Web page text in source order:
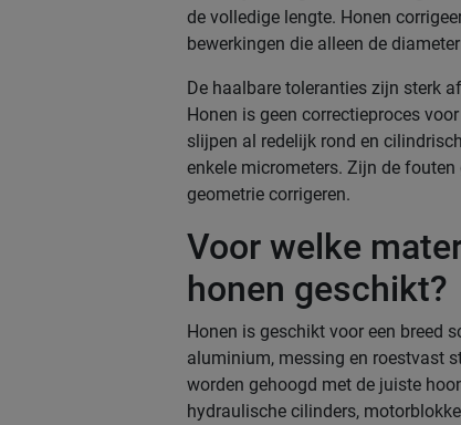
de volledige lengte. Honen
bewerkingen die alleen de
De haalbare toleranties zijn sterk
Honen is geen correctieproces
slijpen al redelijk rond en
enkele micrometers. Zijn de fouten
geometrie corrigeren.
Voor welke
honen geschikt?
Honen is geschikt voor een breed
aluminium, messing en roestvast
worden gehoogd met de juiste
hydraulische cilinders,